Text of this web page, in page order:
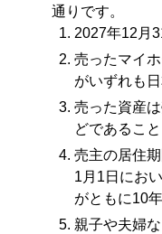
通りです。
2027年12月
売ったマイ
がいずれも
売った資産
どであること
売主の居住
1月1日にお
がともに10
親子や夫婦